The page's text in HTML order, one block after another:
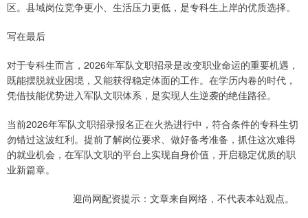
区。县域岗位竞争更小、生活压力更低，是专科生上岸的优质选择。
写在最后
对于专科生而言，2026年军队文职招录是改变职业命运的重要机遇，
既能摆脱就业困境，又能获得稳定体面的工作。在学历内卷的时代，
凭借技能优势进入军队文职体系，是实现人生逆袭的绝佳路径。
当前2026年军队文职招录报名正在火热进行中，符合条件的专科生切
勿错过这波红利。提前了解岗位要求、做好备考准备，抓住这次难得
的就业机会，在军队文职的平台上实现自身价值，开启稳定优质的职
业新篇章。
迎尚网配资提示：文章来自网络，不代表本站观点。